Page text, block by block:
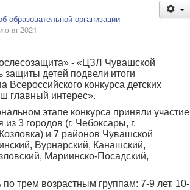
образовательной организации
2021
- «ЦЗЛ Чувашской
защиты детей подвели итоги
Всероссийского конкурса детских
главный интерес».
этапе конкурса приняли участие
3 городов (г. Чебоксары, г.
и 7 районов Чувашской
Вурнарский, Канашский,
Мариинско-Посадский,
трем возрастным группам: 7-9 лет, 10-